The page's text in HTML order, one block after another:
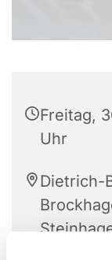
Freitag,
Uhr
Dietrich-